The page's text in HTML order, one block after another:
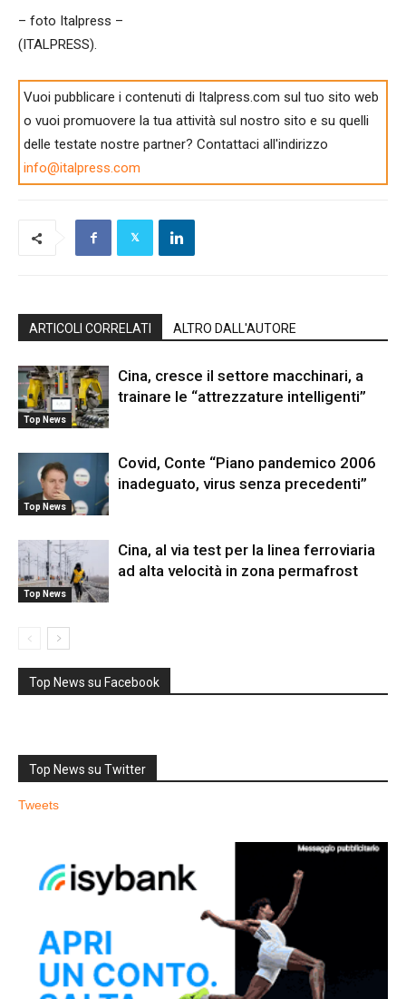
– foto Italpress –
(ITALPRESS).
Vuoi pubblicare i contenuti di Italpress.com sul tuo sito web
o vuoi promuovere la tua attività sul nostro sito e su quelli
delle testate nostre partner? Contattaci all'indirizzo
info@italpress.com
ARTICOLI CORRELATI ALTRO DALL'AUTORE
Top News
Cina, cresce il settore macchinari, a
trainare le “attrezzature intelligenti”
Top News
Covid, Conte “Piano pandemico 2006
inadeguato, virus senza precedenti”
Top News
Cina, al via test per la linea ferroviaria
ad alta velocità in zona permafrost
Top News su Facebook
Top News su Twitter
Tweets